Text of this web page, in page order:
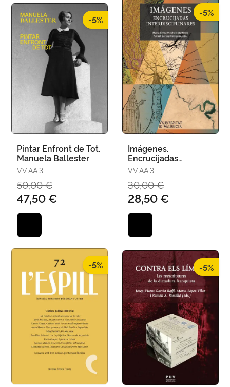
-5%
Pintar Enfront de Tot.
Manuela Ballester
VV.AA.3
50,00 €
47,50 €
-5%
Imágenes.
Encrucijadas
Interdisciplinares
VV.AA.3
30,00 €
28,50 €
-5% -5%